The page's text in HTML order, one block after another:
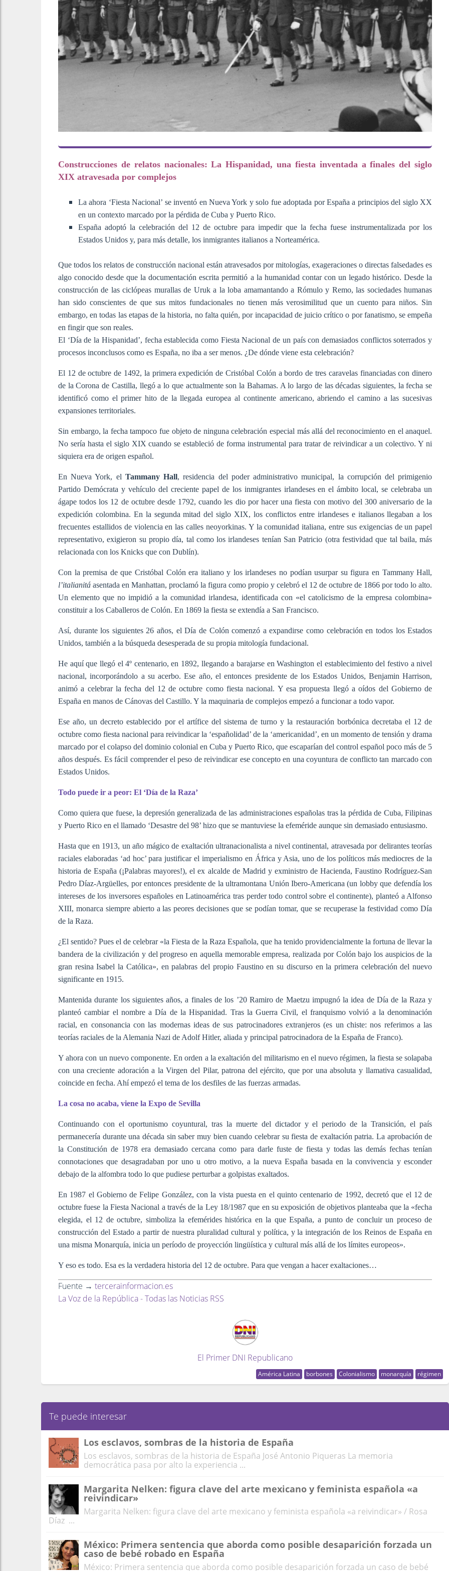
Construcciones de relatos nacionales: La Hispanidad, una fiesta inventada a finales del siglo
XIX atravesada por complejos
La ahora ‘Fiesta Nacional’ se inventó en Nueva York y solo fue adoptada por España a principios del siglo XX
en un contexto marcado por la pérdida de Cuba y Puerto Rico.
España adoptó la celebración del 12 de octubre para impedir que la fecha fuese instrumentalizada por los
Estados Unidos y, para más detalle, los inmigrantes italianos a Norteamérica.
Que todos los relatos de construcción nacional están atravesados por mitologías, exageraciones o directas falsedades es
algo conocido desde que la documentación escrita permitió a la humanidad contar con un legado histórico. Desde la
construcción de las ciclópeas murallas de Uruk a la loba amamantando a Rómulo y Remo, las sociedades humanas
han sido conscientes de que sus mitos fundacionales no tienen más verosimilitud que un cuento para niños. Sin
embargo, en todas las etapas de la historia, no falta quién, por incapacidad de juicio crítico o por fanatismo, se empeña
en fingir que son reales.
El ‘Día de la Hispanidad’, fecha establecida como Fiesta Nacional de un país con demasiados conflictos soterrados y
procesos inconclusos como es España, no iba a ser menos. ¿De dónde viene esta celebración?
El 12 de octubre de 1492, la primera expedición de Cristóbal Colón a bordo de tres caravelas financiadas con dinero
de la Corona de Castilla, llegó a lo que actualmente son la Bahamas. A lo largo de las décadas siguientes, la fecha se
identificó como el primer hito de la llegada europea al continente americano, abriendo el camino a las sucesivas
expansiones territoriales.
Sin embargo, la fecha tampoco fue objeto de ninguna celebración especial más allá del reconocimiento en el anaquel.
No sería hasta el siglo XIX cuando se estableció de forma instrumental para tratar de reivindicar a un colectivo. Y ni
siquiera era de origen español.
En Nueva York, el Tammany Hall, residencia del poder administrativo municipal, la corrupción del primigenio
Partido Demócrata y vehículo del creciente papel de los inmigrantes irlandeses en el ámbito local, se celebraba un
ágape todos los 12 de octubre desde 1792, cuando les dio por hacer una fiesta con motivo del 300 aniversario de la
expedición colombina. En la segunda mitad del siglo XIX, los conflictos entre irlandeses e italianos llegaban a los
frecuentes estallidos de violencia en las calles neoyorkinas. Y la comunidad italiana, entre sus exigencias de un papel
representativo, exigieron su propio día, tal como los irlandeses tenían San Patricio (otra festividad que tal baila, más
relacionada con los Knicks que con Dublín).
Con la premisa de que Cristóbal Colón era italiano y los irlandeses no podían usurpar su figura en Tammany Hall,
l’italianitá asentada en Manhattan, proclamó la figura como propio y celebró el 12 de octubre de 1866 por todo lo alto.
Un elemento que no impidió a la comunidad irlandesa, identificada con «el catolicismo de la empresa colombina»
constituir a los Caballeros de Colón. En 1869 la fiesta se extendía a San Francisco.
Así, durante los siguientes 26 años, el Día de Colón comenzó a expandirse como celebración en todos los Estados
Unidos, también a la búsqueda desesperada de su propia mitología fundacional.
He aquí que llegó el 4º centenario, en 1892, llegando a barajarse en Washington el establecimiento del festivo a nivel
nacional, incorporándolo a su acerbo. Ese año, el entonces presidente de los Estados Unidos, Benjamin Harrison,
animó a celebrar la fecha del 12 de octubre como fiesta nacional. Y esa propuesta llegó a oídos del Gobierno de
España en manos de Cánovas del Castillo. Y la maquinaria de complejos empezó a funcionar a todo vapor.
Ese año, un decreto establecido por el artífice del sistema de turno y la restauración borbónica decretaba el 12 de
octubre como fiesta nacional para reivindicar la ‘españolidad’ de la ‘americanidad’, en un momento de tensión y drama
marcado por el colapso del dominio colonial en Cuba y Puerto Rico, que escaparían del control español poco más de 5
años después. Es fácil comprender el peso de reivindicar ese concepto en una coyuntura de conflicto tan marcado con
Estados Unidos.
Todo puede ir a peor: El ‘Día de la Raza’
Como quiera que fuese, la depresión generalizada de las administraciones españolas tras la pérdida de Cuba, Filipinas
y Puerto Rico en el llamado ‘Desastre del 98’ hizo que se mantuviese la efeméride aunque sin demasiado entusiasmo.
Hasta que en 1913, un año mágico de exaltación ultranacionalista a nivel continental, atravesada por delirantes teorías
raciales elaboradas ‘ad hoc’ para justificar el imperialismo en África y Asia, uno de los políticos más mediocres de la
historia de España (¡Palabras mayores!), el ex alcalde de Madrid y exministro de Hacienda, Faustino Rodríguez-San
Pedro Díaz-Argüelles, por entonces presidente de la ultramontana Unión Ibero-Americana (un lobby que defendía los
intereses de los inversores españoles en Latinoamérica tras perder todo control sobre el continente), planteó a Alfonso
XIII, monarca siempre abierto a las peores decisiones que se podían tomar, que se recuperase la festividad como Día
de la Raza.
¿El sentido? Pues el de celebrar «la Fiesta de la Raza Española, que ha tenido providencialmente la fortuna de llevar la
bandera de la civilización y del progreso en aquella memorable empresa, realizada por Colón bajo los auspicios de la
gran resina Isabel la Católica», en palabras del propio Faustino en su discurso en la primera celebración del nuevo
significante en 1915.
Mantenida durante los siguientes años, a finales de los ’20 Ramiro de Maetzu impugnó la idea de Día de la Raza y
planteó cambiar el nombre a Día de la Hispanidad. Tras la Guerra Civil, el franquismo volvió a la denominación
racial, en consonancia con las modernas ideas de sus patrocinadores extranjeros (es un chiste: nos referimos a las
teorías raciales de la Alemania Nazi de Adolf Hitler, aliada y principal patrocinadora de la España de Franco).
Y ahora con un nuevo componente. En orden a la exaltación del militarismo en el nuevo régimen, la fiesta se solapaba
con una creciente adoración a la Virgen del Pilar, patrona del ejército, que por una absoluta y llamativa casualidad,
coincide en fecha. Ahí empezó el tema de los desfiles de las fuerzas armadas.
La cosa no acaba, viene la Expo de Sevilla
Continuando con el oportunismo coyuntural, tras la muerte del dictador y el periodo de la Transición, el país
permanecería durante una década sin saber muy bien cuando celebrar su fiesta de exaltación patria. La aprobación de
la Constitución de 1978 era demasiado cercana como para darle fuste de fiesta y todas las demás fechas tenían
connotaciones que desagradaban por uno u otro motivo, a la nueva España basada en la convivencia y esconder
debajo de la alfombra todo lo que pudiese perturbar a golpistas exaltados.
En 1987 el Gobierno de Felipe González, con la vista puesta en el quinto centenario de 1992, decretó que el 12 de
octubre fuese la Fiesta Nacional a través de la Ley 18/1987 que en su exposición de objetivos planteaba que la «fecha
elegida, el 12 de octubre, simboliza la efemérides histórica en la que España, a punto de concluir un proceso de
construcción del Estado a partir de nuestra pluralidad cultural y política, y la integración de los Reinos de España en
una misma Monarquía, inicia un período de proyección lingüística y cultural más allá de los límites europeos».
Y eso es todo. Esa es la verdadera historia del 12 de octubre. Para que vengan a hacer exaltaciones…
Fuente → tercerainformacion.es
La Voz de la República - Todas las Noticias RSS
El Primer DNI Republicano
América Latina borbones Colonialismo monarquía régimen
Te puede interesar
Los esclavos, sombras de la historia de España
Los esclavos, sombras de la historia de España José Antonio Piqueras La memoria
democrática pasa por alto la experiencia ...
Margarita Nelken: figura clave del arte mexicano y feminista española «a
reivindicar»
Margarita Nelken: figura clave del arte mexicano y feminista española «a reivindicar» / Rosa
Díaz ...
México: Primera sentencia que aborda como posible desaparición forzada un
caso de bebé robado en España
México: Primera sentencia que aborda como posible desaparición forzada un caso de bebé